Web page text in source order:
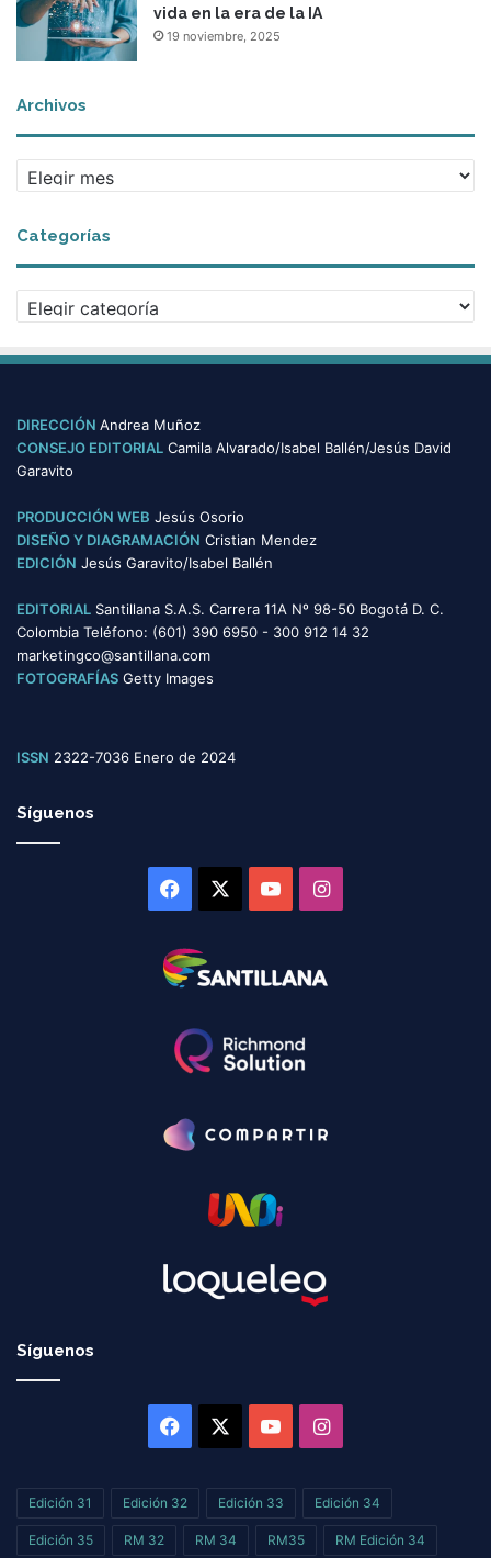
vida en la era de la IA
19 noviembre, 2025
Archivos
r
h
i
Categorías
a
e
o
r
s
DIRECCIÓN Andrea Muñoz
CONSEJO EDITORIAL Camila Alvarado/Isabel Ballén/Jesús David
Garavito
PRODUCCIÓN WEB Jesús Osorio
DISEÑO Y DIAGRAMACIÓN Cristian Mendez
EDICIÓN Jesús Garavito/Isabel Ballén
EDITORIAL Santillana S.A.S. Carrera 11A Nº 98-50 Bogotá D. C.
Colombia Teléfono: (601) 390 6950 - 300 912 14 32
marketingco@santillana.com
FOTOGRAFÍAS Getty Images
ISSN 2322-7036 Enero de 2024
Síguenos
Facebook YouTubeInstagram
Síguenos
Facebook YouTubeInstagram
Edición 31 Edición 32 Edición 33 Edición 34
Edición 35 RM 32 RM 34 RM35 RM Edición 34